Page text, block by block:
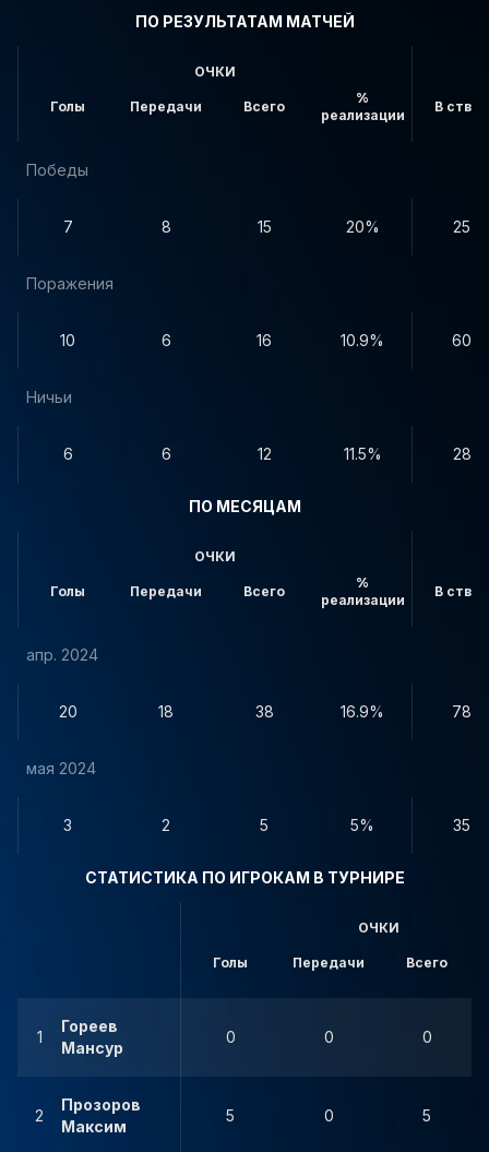
ПО РЕЗУЛЬТАТАМ МАТЧЕЙ
ОЧКИ
Голы Передачи Всего
%
реализации
В створ
Победы
7 8 15 20% 25
Поражения
10 6 16 10.9% 60
Ничьи
6 6 12 11.5% 28
ПО МЕСЯЦАМ
ОЧКИ
Голы Передачи Всего
%
реализации
В створ
апр. 2024
20 18 38 16.9% 78
мая 2024
3 2 5 5% 35
СТАТИСТИКА ПО ИГРОКАМ В ТУРНИРЕ
ОЧКИ
Голы Передачи Всего
1
Гореев
Мансур
0 0 0
2
Прозоров
Максим
5 0 5